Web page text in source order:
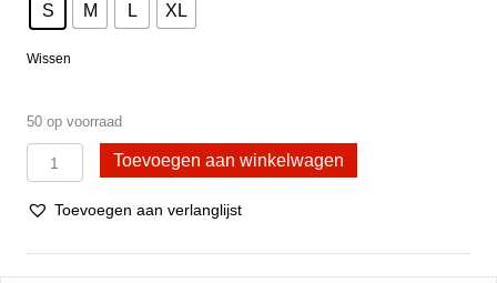
S M L XL
Wissen
50 op voorraad
Stuks
shirt
Toevoegen aan winkelwagen
Toevoegen aan verlanglijst